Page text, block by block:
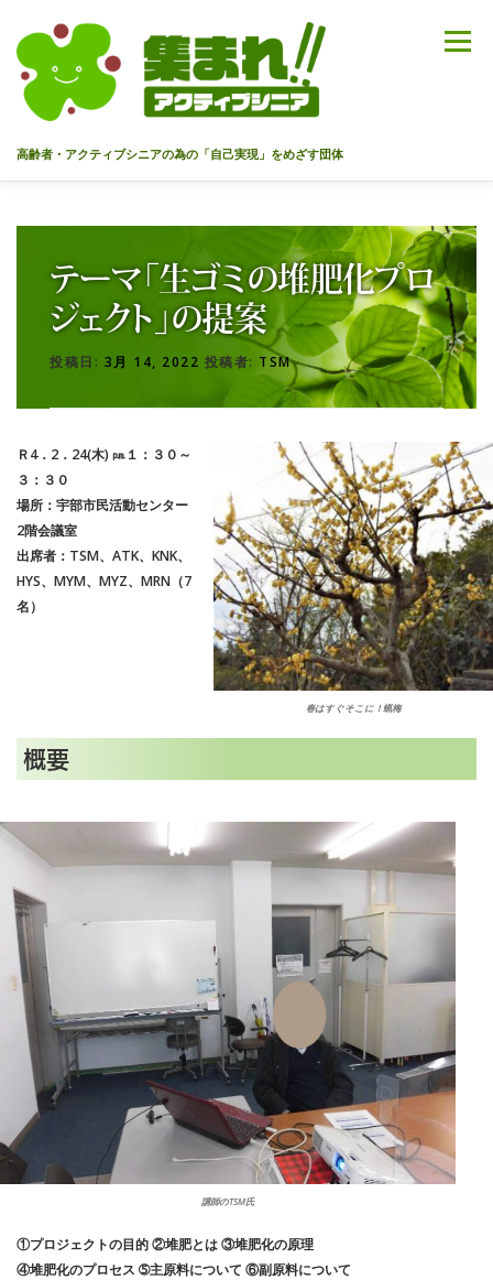
高齢者・アクティブシニアの為の「自己実現」をめざす団体
メニュー
HOME 代表あいさつ 私達について 今までのセミナー
メンバー 情報を募集中！ お問合せ 最新情報
プライバシーポリシー
テーマ「生ゴミの堆肥化プロ
ジェクト」の提案
投稿日: 3月 14, 2022 投稿者: TSM
春はすぐそこに！蝋梅
Ｒ4．2．24(木) ㏘１：３０～
３：３０
場所：宇部市民活動センター
2階会議室
出席者：TSM、ATK、KNK、
HYS、MYM、MYZ、MRN（7
名）
概要
講師のTSM氏
①プロジェクトの目的 ②堆肥とは ③堆肥化の原理
④堆肥化のプロセス ➄主原料について ⑥副原料について